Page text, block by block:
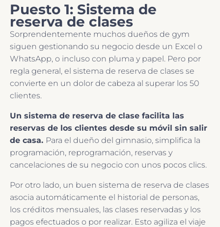
Puesto 1: Sistema de
reserva de clases
Sorprendentemente muchos dueños de gym
siguen gestionando su negocio desde un Excel o
WhatsApp, o incluso con pluma y papel. Pero por
regla general, el sistema de reserva de clases se
convierte en un dolor de cabeza al superar los 50
clientes.
Un sistema de reserva de clase facilita las
reservas de los clientes desde su móvil sin salir
de casa. Para el dueño del gimnasio, simplifica la
programación, reprogramación, reservas y
cancelaciones de su negocio con unos pocos clics.
Por otro lado, un buen sistema de reserva de clases
asocia automáticamente el historial de personas,
los créditos mensuales, las clases reservadas y los
pagos efectuados o por realizar. Esto agiliza el viaje